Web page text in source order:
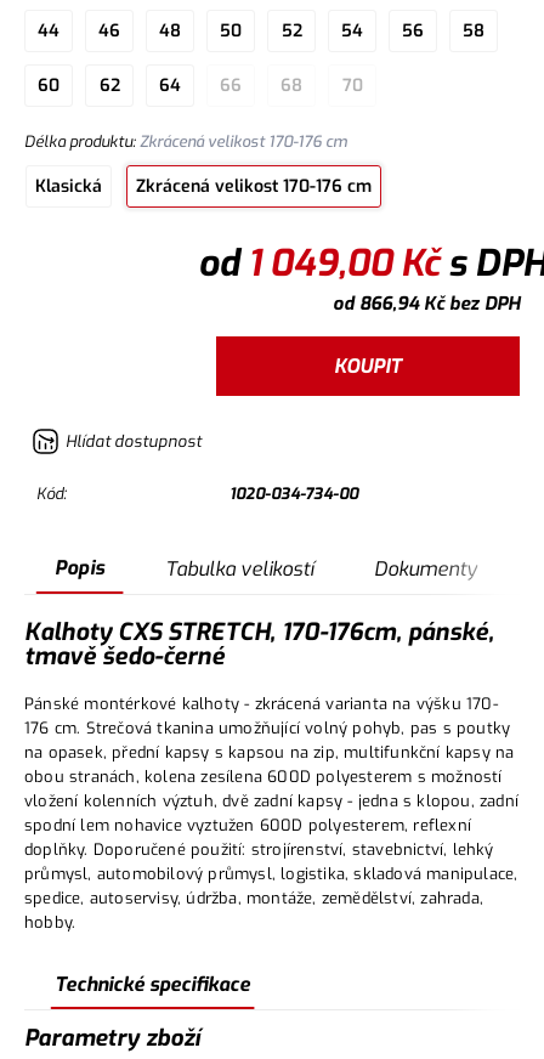
44 46 48 50 52 54 56 58
60 62 64 66 68 70
Délka produktu:Zkrácená velikost 170-176 cm
Klasická Zkrácená velikost 170-176 cm
od1 049,00Kčs
od 866,94Kčbez DPH
KOUPIT
Hlídat dostupnost
Kód: 1020-034-734-00
Popis Tabulka velikostí Dokumenty
Kalhoty CXS STRETCH, 170-176cm, pánské,
tmavě šedo-černé
Pánské montérkové kalhoty - zkrácená varianta na výšku 170-
176 cm. Strečová tkanina umožňující volný pohyb, pas s poutky
na opasek, přední kapsy s kapsou na zip, multifunkční kapsy na
obou stranách, kolena zesílena 600D polyesterem s možností
vložení kolenních výztuh, dvě zadní kapsy - jedna s klopou, zadní
spodní lem nohavice vyztužen 600D polyesterem, reflexní
doplňky. Doporučené použití: strojírenství, stavebnictví, lehký
průmysl, automobilový průmysl, logistika, skladová manipulace,
spedice, autoservisy, údržba, montáže, zemědělství, zahrada,
hobby.
Technické specifikace
Parametry zboží